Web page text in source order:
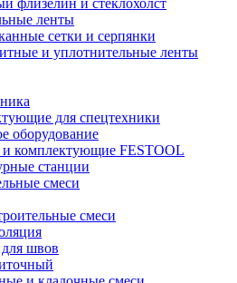
ленты
сетки и серпянки
и уплотнительные ленты
для спецтехники
оборудование
и комплектующие FESTOOL
станции
смеси
смеси
швов